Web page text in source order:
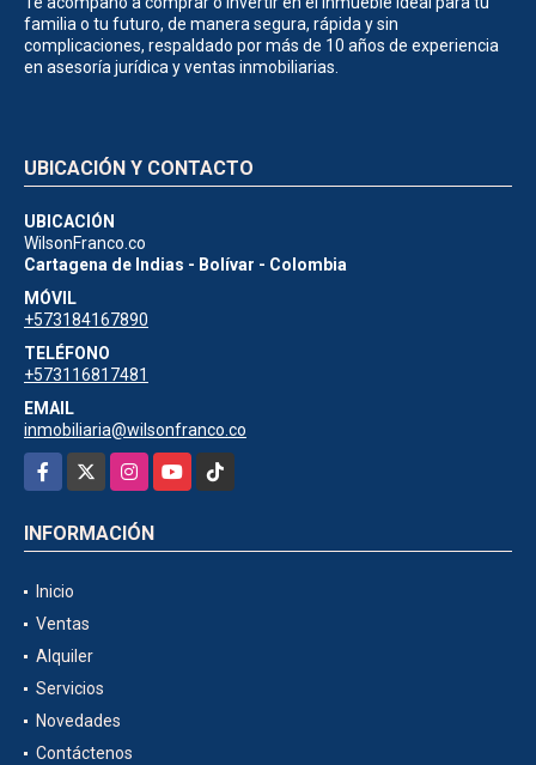
familia o tu futuro, de manera segura, rápida y sin
complicaciones, respaldado por más de 10 años de experiencia
en asesoría jurídica y ventas inmobiliarias.
UBICACIÓN Y CONTACTO
UBICACIÓN
WilsonFranco.co
Cartagena de Indias - Bolívar - Colombia
MÓVIL
+573184167890
TELÉFONO
+573116817481
EMAIL
inmobiliaria@wilsonfranco.co
Facebook
InstagramYouTubeTikTok
INFORMACIÓN
Inicio
Ventas
Alquiler
Servicios
Novedades
Contáctenos